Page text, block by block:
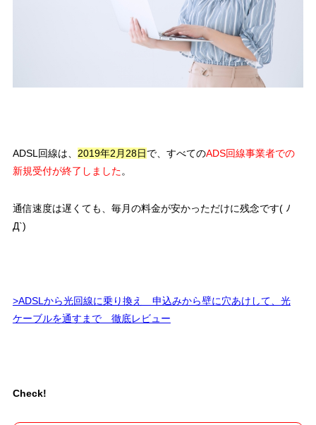
ADSL回線は、 2019年2月28日で、すべてのADS回線事業者での
新規受付が終了しました。
通信速度は遅くても、毎月の料金が安かっただけに残念です( ﾉ
Д`)
>ADSLから光回線に乗り換え 申込みから壁に穴あけして、光
ケーブルを通すまで 徹底レビュー
Check!